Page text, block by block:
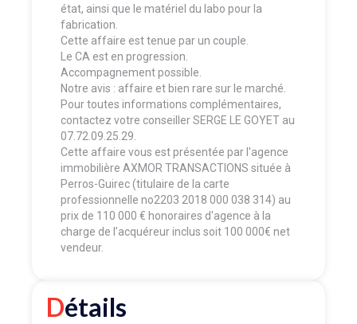
état, ainsi que le matériel du labo pour la
fabrication.
Cette affaire est tenue par un couple.
Le CA est en progression.
Accompagnement possible.
Notre avis : affaire et bien rare sur le marché.
Pour toutes informations complémentaires,
contactez votre conseiller SERGE LE GOYET au
07.72.09.25.29.
Cette affaire vous est présentée par l'agence
immobilière AXMOR TRANSACTIONS située à
Perros-Guirec (titulaire de la carte
professionnelle no2203 2018 000 038 314) au
prix de 110 000 € honoraires d'agence à la
charge de l’acquéreur inclus soit 100 000€ net
vendeur.
Détails